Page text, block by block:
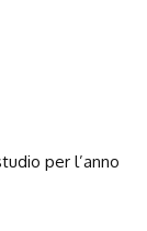
per l’anno